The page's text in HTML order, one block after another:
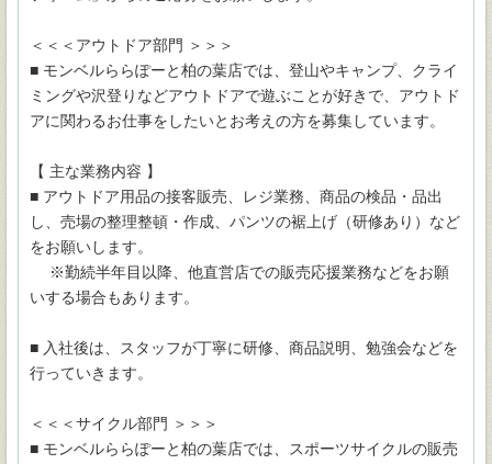
＜＜＜アウトドア部門 ＞＞＞
■ モンベルららぽーと柏の葉店では、登山やキャンプ、クライ
ミングや沢登りなどアウトドアで遊ぶことが好きで、アウトド
アに関わるお仕事をしたいとお考えの方を募集しています。
【 主な業務内容 】
■ アウトドア用品の接客販売、レジ業務、商品の検品・品出
し、売場の整理整頓・作成、パンツの裾上げ（研修あり）など
をお願いします。
※勤続半年目以降、他直営店での販売応援業務などをお願
いする場合もあります。
■ 入社後は、スタッフが丁寧に研修、商品説明、勉強会などを
行っていきます。
＜＜＜サイクル部門 ＞＞＞
■ モンベルららぽーと柏の葉店では、スポーツサイクルの販売